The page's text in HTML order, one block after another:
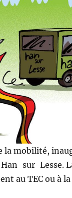
mobilité,
sur-Lesse.
au TEC ou à la